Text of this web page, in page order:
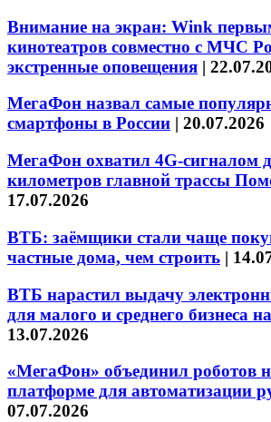
Внимание на экран: Wink
кинотеатров совместно с МЧС
экстренные оповещения |
МегаФон назвал самые
смартфоны в России | 20.07.2026
МегаФон охватил 4G-сигналом
километров главной трассы
17.07.2026
ВТБ: заёмщики стали чаще
частные дома, чем строить |
ВТБ нарастил выдачу
для малого и среднего бизнеса
13.07.2026
«МегаФон» объединил роботов
платформе для автоматизации
07.07.2026